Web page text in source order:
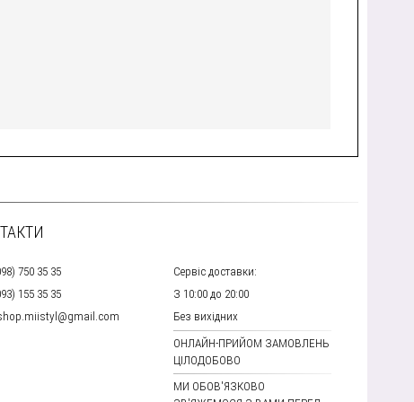
750 35 35
Сервіс доставки:
155 35 35
З 10:00 до 20:00
Без вихідних
ОНЛАЙН-ПРИЙОМ ЗАМОВЛЕНЬ
ЦІЛОДОБОВО
МИ ОБОВ'ЯЗКОВО